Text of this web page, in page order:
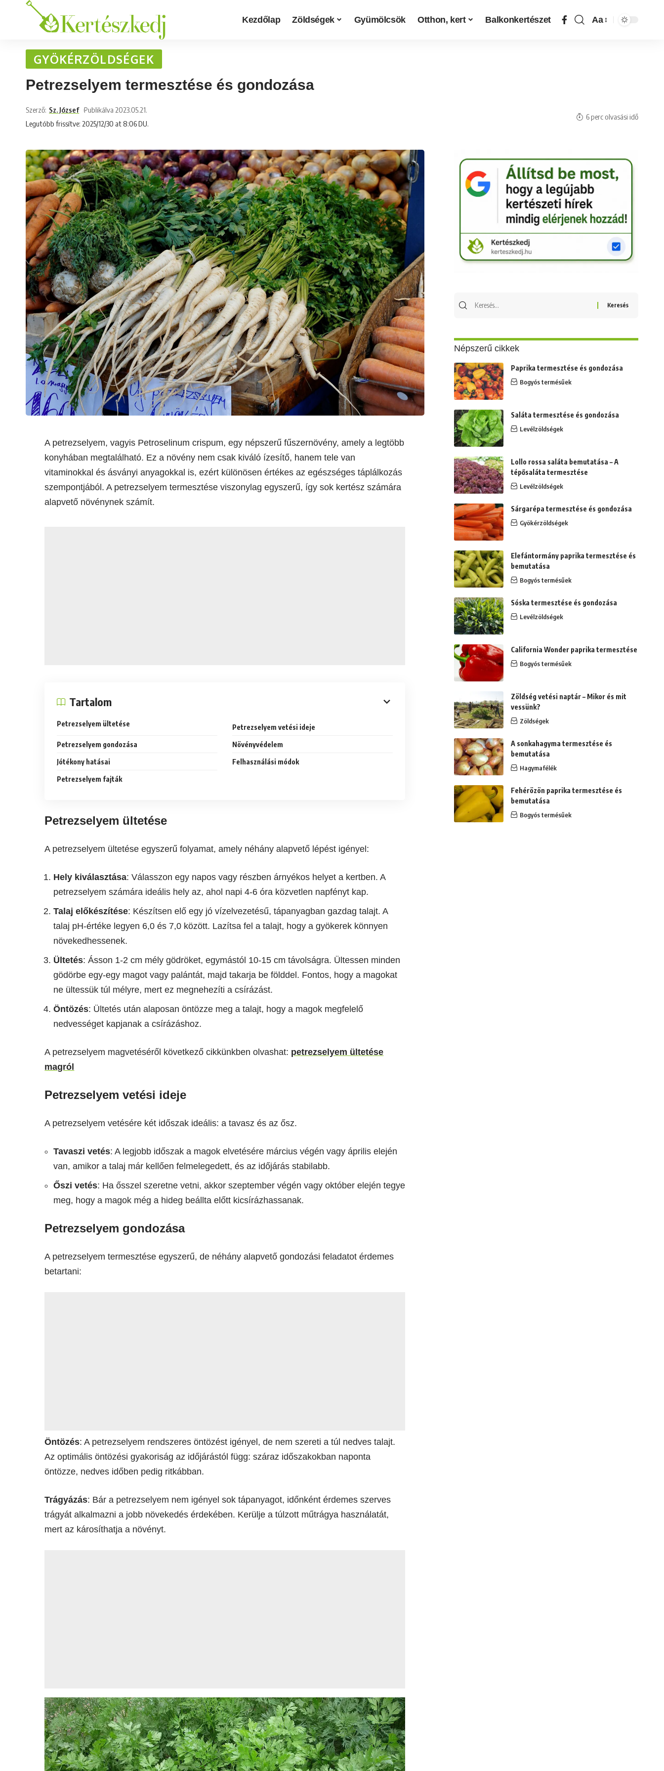
Kezdőlap Zöldségek Gyümölcsök Otthon, kert Balkonkertészet Aa
GYÖKÉRZÖLDSÉGEK
Petrezselyem termesztése és gondozása
Legutóbb frissítve: 2025/12/30 at 8:06 DU.
Szerző: Sz. József Publikálva 2023.05.21.
6 perc olvasási idő
A petrezselyem, vagyis Petroselinum crispum, egy népszerű fűszernövény, amely a legtöbb
konyhában megtalálható. Ez a növény nem csak kiváló ízesítő, hanem tele van
vitaminokkal és ásványi anyagokkal is, ezért különösen értékes az egészséges táplálkozás
szempontjából. A petrezselyem termesztése viszonylag egyszerű, így sok kertész számára
alapvető növénynek számít.
Tartalom
Petrezselyem ültetése Petrezselyem vetési ideje
Petrezselyem gondozása Növényvédelem
Jótékony hatásai Felhasználási módok
Petrezselyem fajták
Petrezselyem ültetése
A petrezselyem ültetése egyszerű folyamat, amely néhány alapvető lépést igényel:
Hely kiválasztása: Válasszon egy napos vagy részben árnyékos helyet a kertben. A
petrezselyem számára ideális hely az, ahol napi 4-6 óra közvetlen napfényt kap.
Talaj előkészítése: Készítsen elő egy jó vízelvezetésű, tápanyagban gazdag talajt. A
talaj pH-értéke legyen 6,0 és 7,0 között. Lazítsa fel a talajt, hogy a gyökerek könnyen
növekedhessenek.
Ültetés: Ásson 1-2 cm mély gödröket, egymástól 10-15 cm távolságra. Ültessen minden
gödörbe egy-egy magot vagy palántát, majd takarja be földdel. Fontos, hogy a magokat
ne ültessük túl mélyre, mert ez megnehezíti a csírázást.
Öntözés: Ültetés után alaposan öntözze meg a talajt, hogy a magok megfelelő
nedvességet kapjanak a csírázáshoz.
A petrezselyem magvetéséről következő cikkünkben olvashat: petrezselyem ültetése
magról
Petrezselyem vetési ideje
A petrezselyem vetésére két időszak ideális: a tavasz és az ősz.
Tavaszi vetés: A legjobb időszak a magok elvetésére március végén vagy április elején
van, amikor a talaj már kellően felmelegedett, és az időjárás stabilabb.
Őszi vetés: Ha ősszel szeretne vetni, akkor szeptember végén vagy október elején tegye
meg, hogy a magok még a hideg beállta előtt kicsírázhassanak.
Petrezselyem gondozása
A petrezselyem termesztése egyszerű, de néhány alapvető gondozási feladatot érdemes
betartani:
Öntözés: A petrezselyem rendszeres öntözést igényel, de nem szereti a túl nedves talajt.
Az optimális öntözési gyakoriság az időjárástól függ: száraz időszakokban naponta
öntözze, nedves időben pedig ritkábban.
Trágyázás: Bár a petrezselyem nem igényel sok tápanyagot, időnként érdemes szerves
trágyát alkalmazni a jobb növekedés érdekében. Kerülje a túlzott műtrágya használatát,
mert az károsíthatja a növényt.
Népszerű cikkek
Paprika termesztése és gondozása
Bogyós termésűek
Saláta termesztése és gondozása
Levélzöldségek
Lollo rossa saláta bemutatása – A
tépősaláta termesztése
Levélzöldségek
Sárgarépa termesztése és gondozása
Gyökérzöldségek
Elefántormány paprika termesztése és
bemutatása
Bogyós termésűek
Sóska termesztése és gondozása
Levélzöldségek
California Wonder paprika termesztése
Bogyós termésűek
Zöldség vetési naptár – Mikor és mit
vessünk?
Zöldségek
A sonkahagyma termesztése és
bemutatása
Hagymafélék
Fehérözön paprika termesztése és
bemutatása
Bogyós termésűek